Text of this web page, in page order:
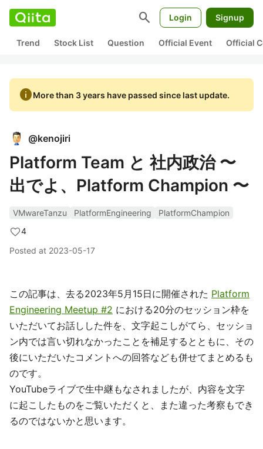
search Login Signup
Trend Stock List Question Official Event Official
infoMore than 3 years have passed since last update.
@kenojiri
Platform Team と 社内政治 〜
出でよ、Platform Champion 〜
VMwareTanzu PlatformEngineering
PlatformChampion
4
Posted at 2023-05-17
この記事は、去る2023年5月15日に開催された Platform
Engineering Meetup #2 における20分のセッション枠を
いただいてお話しした件を、文字起こしがてら、セッショ
ン内では言い切れなかったことを補足するとともに、その
後にいただいたコメントへの回答なども併せてまとめるも
のです。
YouTubeライブで生中継もなされましたが、内容を文字
に起こしたものをご覧いただくと、また違った考察もでき
るのではないかと思います。